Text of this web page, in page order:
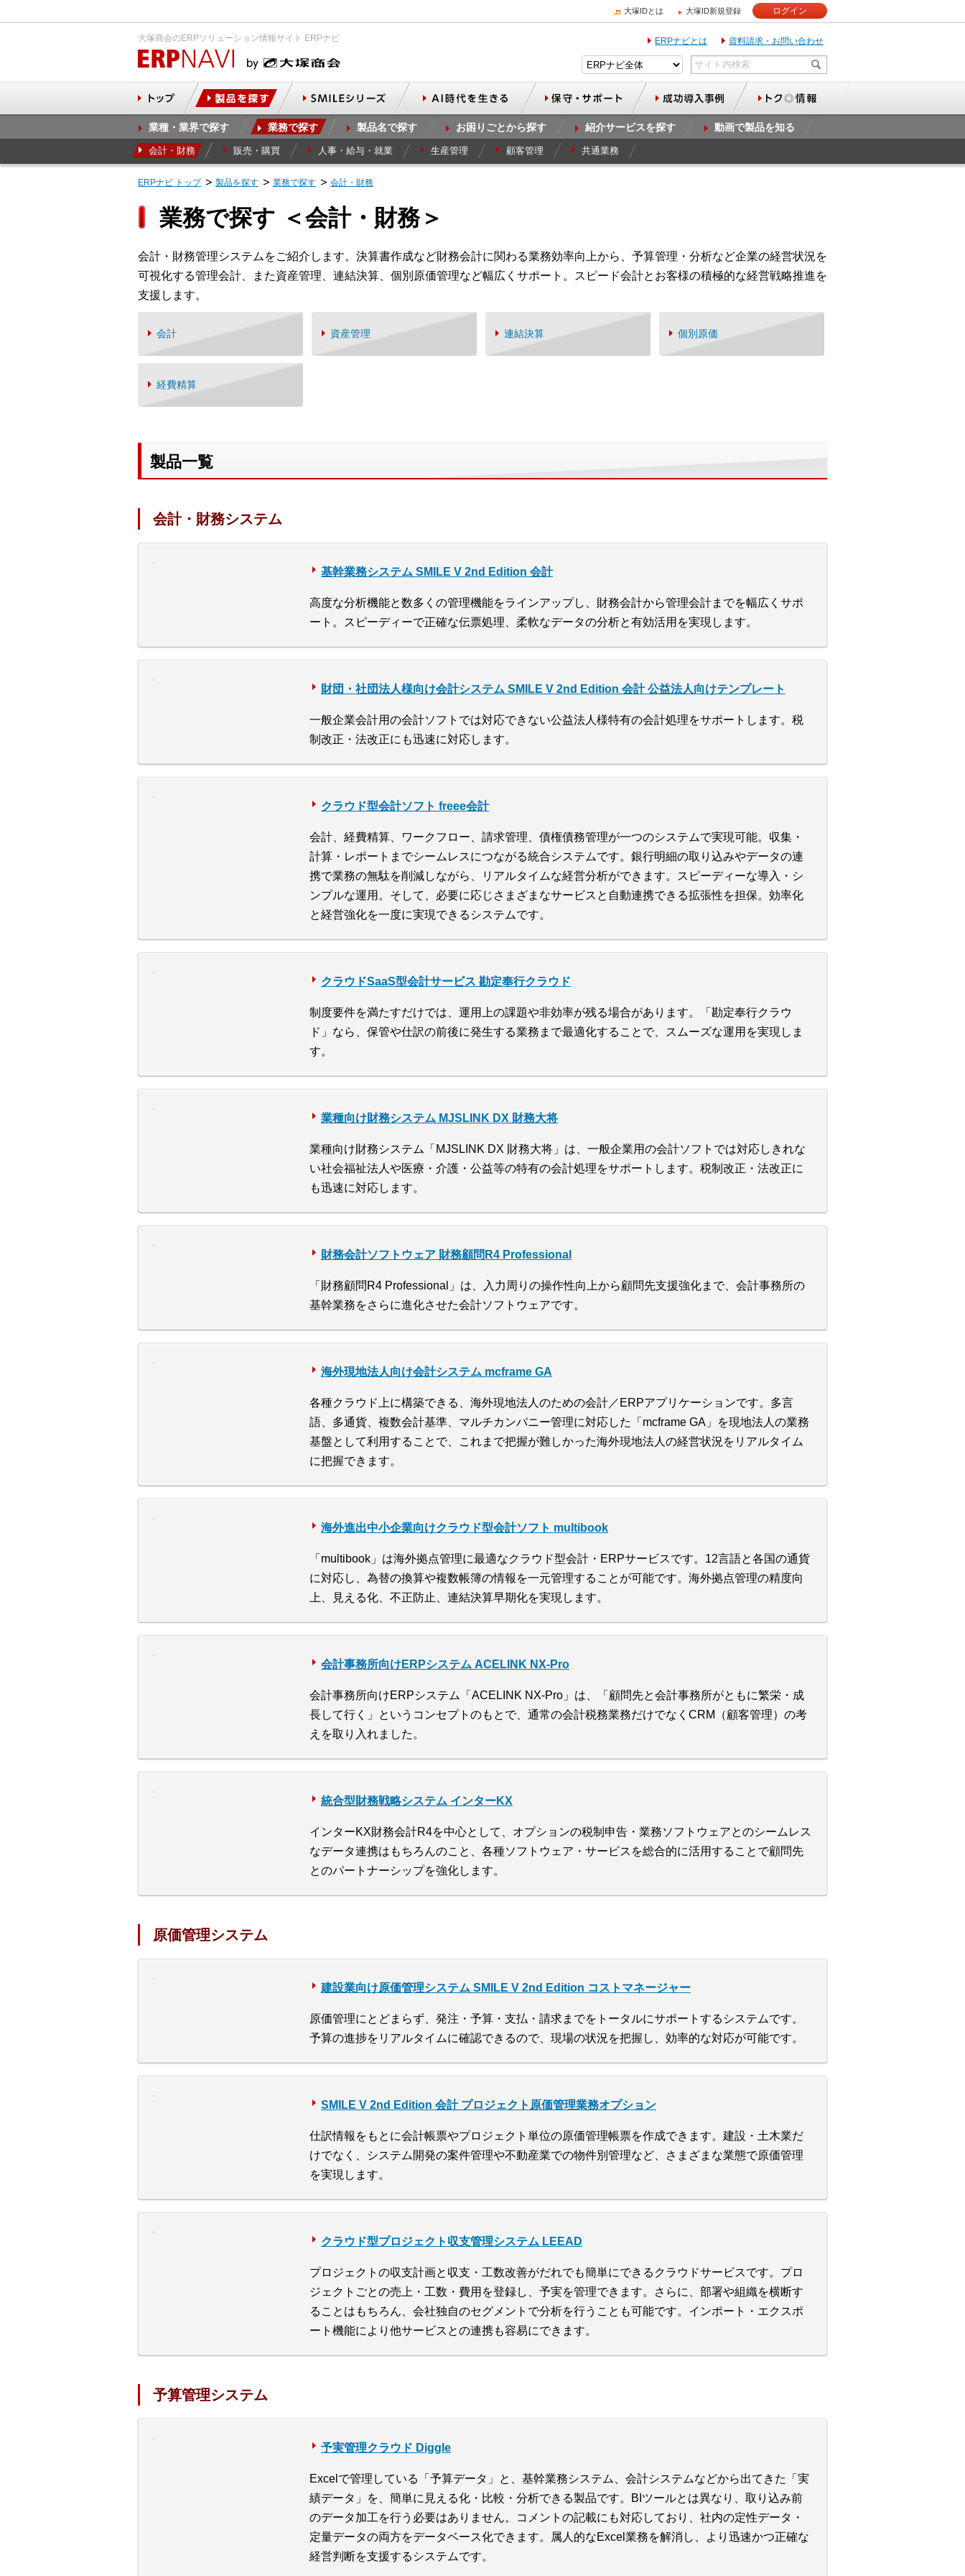
大塚IDとは 大塚ID新規登録 ログイン
大塚商会のERPソリューション情報サイト ERPナビ ERPナビとは 資料請求・お問い合わせ
業種・業界で探す 業務で探す 製品名で探す お困りごとから探す 紹介サービスを探す 動画で製品を知る
会計・財務 販売・購買 人事・給与・就業 生産管理 顧客管理 共通業務
ERPナビ トップ 製品を探す 業務で探す 会計・財務
業務で探す ＜会計・財務＞
会計・財務管理システムをご紹介します。決算書作成など財務会計に関わる業務効率向上から、予算管理・分析など企業の経営状況を
可視化する管理会計、また資産管理、連結決算、個別原価管理など幅広くサポート。スピード会計とお客様の積極的な経営戦略推進を
支援します。
会計 資産管理 連結決算 個別原価
経費精算
製品一覧
会計・財務システム
基幹業務システム SMILE V 2nd Edition 会計
高度な分析機能と数多くの管理機能をラインアップし、財務会計から管理会計までを幅広くサポ
ート。スピーディーで正確な伝票処理、柔軟なデータの分析と有効活用を実現します。
財団・社団法人様向け会計システム SMILE V 2nd Edition 会計 公益法人向けテンプレート
一般企業会計用の会計ソフトでは対応できない公益法人様特有の会計処理をサポートします。税
制改正・法改正にも迅速に対応します。
クラウド型会計ソフト freee会計
会計、経費精算、ワークフロー、請求管理、債権債務管理が一つのシステムで実現可能。収集・
計算・レポートまでシームレスにつながる統合システムです。銀行明細の取り込みやデータの連
携で業務の無駄を削減しながら、リアルタイムな経営分析ができます。スピーディーな導入・シ
ンプルな運用。そして、必要に応じさまざまなサービスと自動連携できる拡張性を担保。効率化
と経営強化を一度に実現できるシステムです。
クラウドSaaS型会計サービス 勘定奉行クラウド
制度要件を満たすだけでは、運用上の課題や非効率が残る場合があります。「勘定奉行クラウ
ド」なら、保管や仕訳の前後に発生する業務まで最適化することで、スムーズな運用を実現しま
す。
業種向け財務システム MJSLINK DX 財務大将
業種向け財務システム「MJSLINK DX 財務大将」は、一般企業用の会計ソフトでは対応しきれな
い社会福祉法人や医療・介護・公益等の特有の会計処理をサポートします。税制改正・法改正に
も迅速に対応します。
財務会計ソフトウェア 財務顧問R4 Professional
「財務顧問R4 Professional」は、入力周りの操作性向上から顧問先支援強化まで、会計事務所の
基幹業務をさらに進化させた会計ソフトウェアです。
海外現地法人向け会計システム mcframe GA
各種クラウド上に構築できる、海外現地法人のための会計／ERPアプリケーションです。多言
語、多通貨、複数会計基準、マルチカンパニー管理に対応した「mcframe GA」を現地法人の業務
基盤として利用することで、これまで把握が難しかった海外現地法人の経営状況をリアルタイム
に把握できます。
海外進出中小企業向けクラウド型会計ソフト multibook
「multibook」は海外拠点管理に最適なクラウド型会計・ERPサービスです。12言語と各国の通貨
に対応し、為替の換算や複数帳簿の情報を一元管理することが可能です。海外拠点管理の精度向
上、見える化、不正防止、連結決算早期化を実現します。
会計事務所向けERPシステム ACELINK NX-Pro
会計事務所向けERPシステム「ACELINK NX-Pro」は、「顧問先と会計事務所がともに繁栄・成
長して行く」というコンセプトのもとで、通常の会計税務業務だけでなくCRM（顧客管理）の考
えを取り入れました。
統合型財務戦略システム インターKX
インターKX財務会計R4を中心として、オプションの税制申告・業務ソフトウェアとのシームレス
なデータ連携はもちろんのこと、各種ソフトウェア・サービスを総合的に活用することで顧問先
とのパートナーシップを強化します。
原価管理システム
建設業向け原価管理システム SMILE V 2nd Edition コストマネージャー
原価管理にとどまらず、発注・予算・支払・請求までをトータルにサポートするシステムです。
予算の進捗をリアルタイムに確認できるので、現場の状況を把握し、効率的な対応が可能です。
SMILE V 2nd Edition 会計 プロジェクト原価管理業務オプション
仕訳情報をもとに会計帳票やプロジェクト単位の原価管理帳票を作成できます。建設・土木業だ
けでなく、システム開発の案件管理や不動産業での物件別管理など、さまざまな業態で原価管理
を実現します。
クラウド型プロジェクト収支管理システム LEEAD
プロジェクトの収支計画と収支・工数改善がだれでも簡単にできるクラウドサービスです。プロ
ジェクトごとの売上・工数・費用を登録し、予実を管理できます。さらに、部署や組織を横断す
ることはもちろん、会社独自のセグメントで分析を行うことも可能です。インポート・エクスポ
ート機能により他サービスとの連携も容易にできます。
予算管理システム
予実管理クラウド Diggle
Excelで管理している「予算データ」と、基幹業務システム、会計システムなどから出てきた「実
績データ」を、簡単に見える化・比較・分析できる製品です。BIツールとは異なり、取り込み前
のデータ加工を行う必要はありません。コメントの記載にも対応しており、社内の定性データ・
定量データの両方をデータベース化できます。属人的なExcel業務を解消し、より迅速かつ正確な
経営判断を支援するシステムです。